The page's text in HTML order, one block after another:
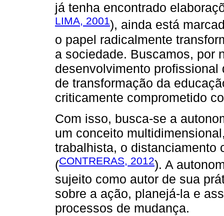
já tenha encontrado
LIMA, 2001), ainda está
o papel radicalmente
a sociedade. Buscamos, por
desenvolvimento
de transformação da
criticamente comprometido
Com isso, busca-se a
um conceito
trabalhista, o distanciamento
(CONTRERAS, 2012). A
sujeito como autor de sua
sobre a ação, planejá-la e
processos de mudança.